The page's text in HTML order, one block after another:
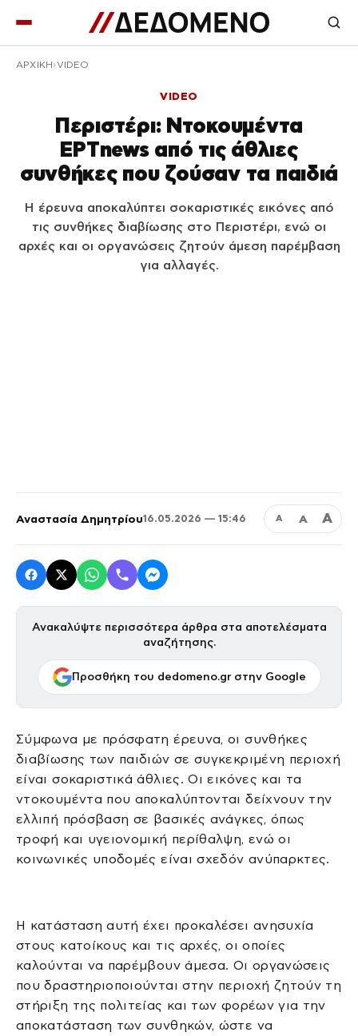
ΑΡΧΙΚΉ VIDEO
VIDEO
Περιστέρι: Ντοκουμέντα
ΕΡΤnews από τις άθλιες
συνθήκες που ζούσαν τα παιδιά
Η έρευνα αποκαλύπτει σοκαριστικές εικόνες από
τις συνθήκες διαβίωσης στο Περιστέρι, ενώ οι
αρχές και οι οργανώσεις ζητούν άμεση παρέμβαση
για αλλαγές.
Αναστασία Δημητρίου16.05.2026 — 15:46 Α Α Α
Ανακαλύψτε περισσότερα άρθρα στα αποτελέσματα
αναζήτησης.
Προσθήκη του dedomeno.gr στην Google
Σύμφωνα με πρόσφατη έρευνα, οι συνθήκες
διαβίωσης των παιδιών σε συγκεκριμένη περιοχή
είναι σοκαριστικά άθλιες. Οι εικόνες και τα
ντοκουμέντα που αποκαλύπτονται δείχνουν την
ελλιπή πρόσβαση σε βασικές ανάγκες, όπως
τροφή και υγειονομική περίθαλψη, ενώ οι
κοινωνικές υποδομές είναι σχεδόν ανύπαρκτες.
Η κατάσταση αυτή έχει προκαλέσει ανησυχία
στους κατοίκους και τις αρχές, οι οποίες
καλούνται να παρέμβουν άμεσα. Οι οργανώσεις
που δραστηριοποιούνται στην περιοχή ζητούν τη
στήριξη της πολιτείας και των φορέων για την
αποκατάσταση των συνθηκών, ώστε να